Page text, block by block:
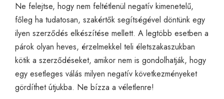
Ne felejtse, hogy nem feltétlenül negatív kimenetelű,
főleg ha tudatosan, szakértők segítségével döntünk egy
ilyen szerződés elkészítése mellett. A legtöbb esetben a
párok olyan heves, érzelmekkel teli életszakaszukban
kötik a szerződéseket, amikor nem is gondolhatják, hogy
egy esetleges válás milyen negatív következményeket
gördíthet útjukba. Ne bízza a véletlenre!